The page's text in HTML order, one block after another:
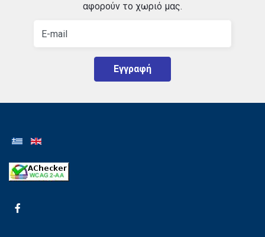
αφορούν το χωριό μας.